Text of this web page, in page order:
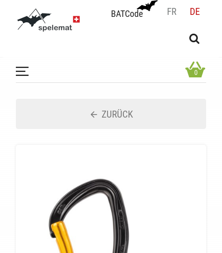
BATCode FR DE
BATCode
OK
0
ZURÜCK